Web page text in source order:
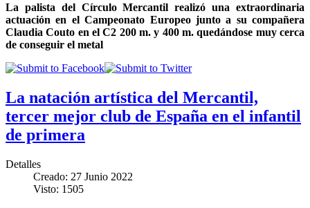
La palista del Círculo Mercantil realizó una extraordinaria
actuación en el Campeonato Europeo junto a su compañera
Claudia Couto en el C2 200 m. y 400 m. quedándose muy cerca
de conseguir el metal
La natación artística del Mercantil,
tercer mejor club de España en el infantil
de primera
Detalles
Creado: 27 Junio 2022
Visto: 1505